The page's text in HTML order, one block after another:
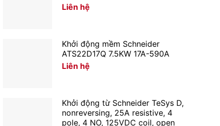
Liên hệ
Khởi động mềm Schneider
ATS22D17Q 7.5KW 17A-590A
Liên hệ
Khởi động từ Schneider TeSys D,
nonreversing, 25A resistive, 4
pole, 4 NO, 125VDC coil, open